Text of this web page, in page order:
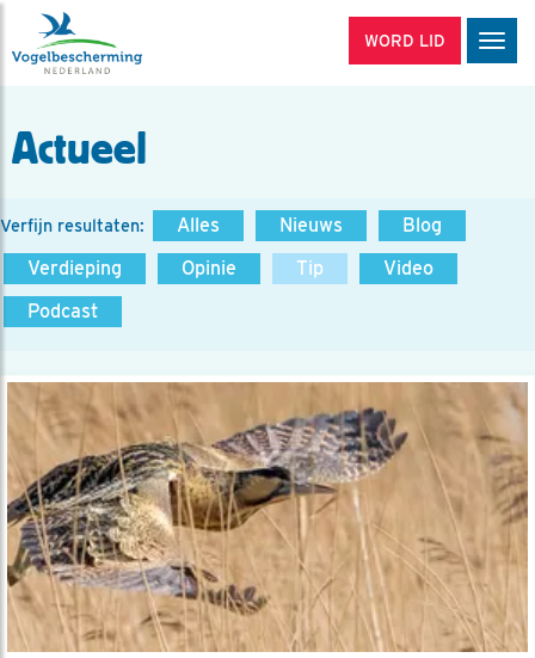
WORD LID
Actueel
Verfijn resultaten: Alles Nieuws
Blog
Verdieping
Opinie Tip
Video
Podcast